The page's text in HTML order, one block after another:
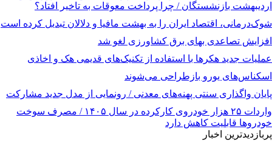
اردیبهشت بازنشستگان / چرا پرداخت معوقات به تاخیر افتاد؟
شوک‌درمانی، اقتصاد ایران را به بهشت مافیا و دلالان تبدیل کرده است
افزایش تصاعدی بهای برق کشاورزی لغو شد
عملیات جدید هکرها با استفاده از تکنیک‌های قدیمی هک و اخاذی
اسکناس‌های یورو بازطراحی می‌شوند
پایان واگذاری‌ سنتی پهنه‌های معدنی / رونمایی از مدل جدید مشارکت
واردات ۲۵ هزار خودروی کارکرده در سال ۱۴۰۵ / مصرف سوخت
خودرو‌ها قابلیت کاهش دارد
پربازدیدترین اخبار